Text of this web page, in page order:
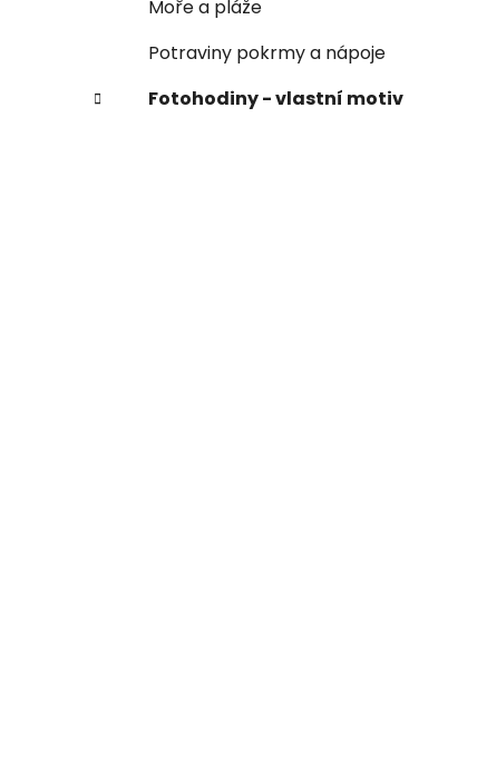
Moře a pláže
Potraviny pokrmy a nápoje
Fotohodiny - vlastní motiv